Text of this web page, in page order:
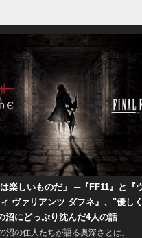
は楽しいものだ」 ─『FF11』と『
ヴァリアンツ ダフネ』、"優し
沼にどっぷり沈んだ4人の話
沼の住人たちが語る奥深さとは。